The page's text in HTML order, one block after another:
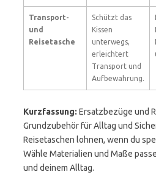
Transport-
und
Reisetasche
Schützt das
Kissen
unterwegs,
erleichtert
Transport und
Aufbewahrung.
Kurzfassung: Ersatzbezüge und
Grundzubehör für Alltag und
Reisetaschen lohnen, wenn du
Wähle Materialien und Maße
und deinem Alltag.